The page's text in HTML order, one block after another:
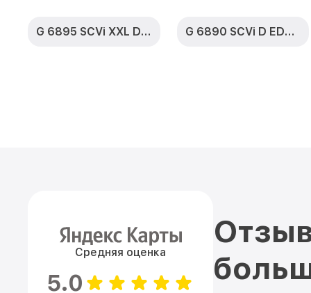
G 6895 SCVi XXL D ED230 2,0 k2o G 6890 SCVi D ED230 2,0 k2o
Средняя оценка
5.0